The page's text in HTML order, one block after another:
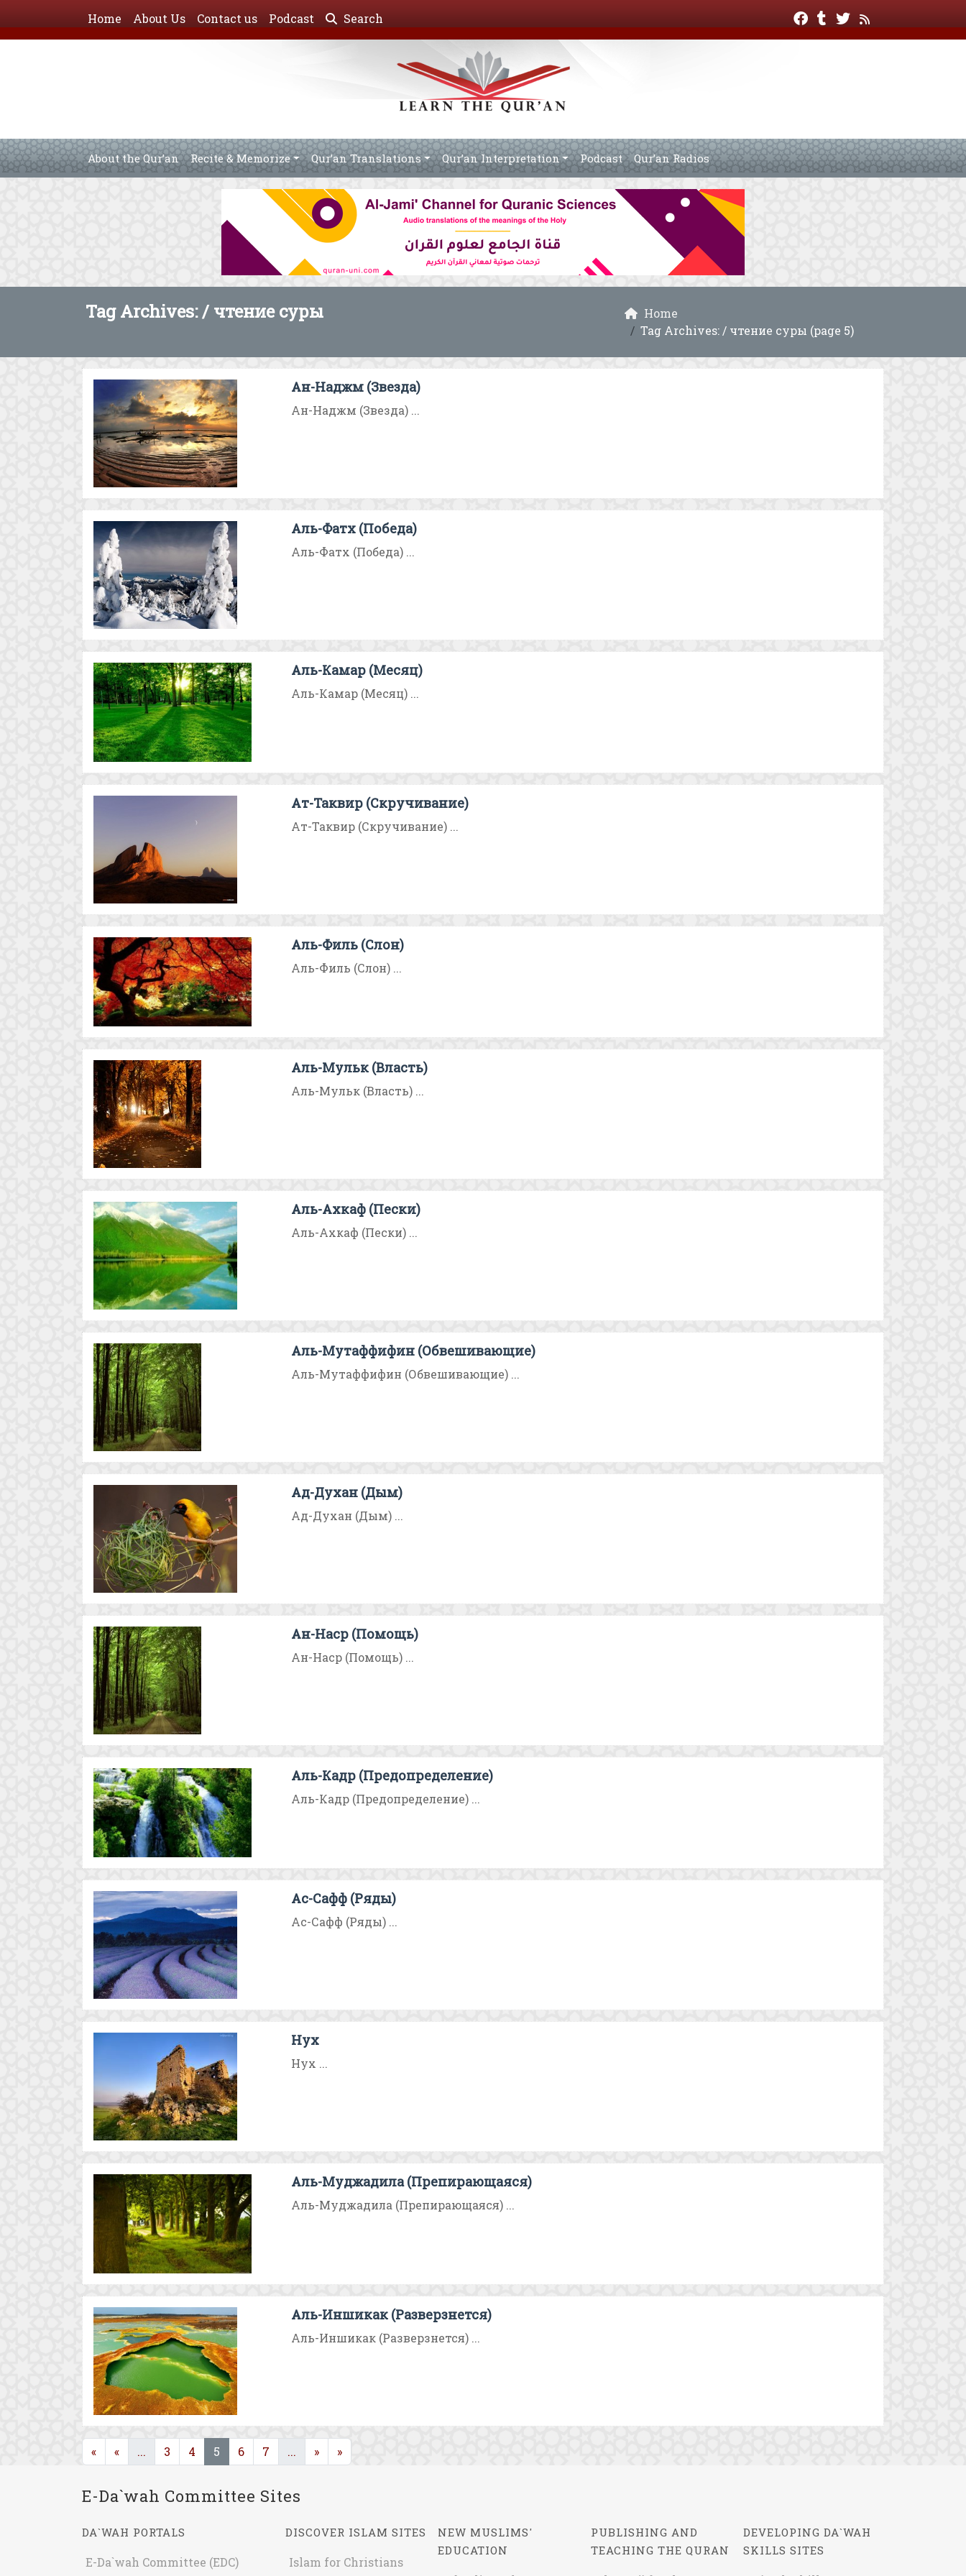
Home About Us Contact us Podcast Search
About the Qur’an Recite & Memorize Qur’an Translations Qur’an Interpretation Podcast Qur’an Radios
Tag Archives: / чтение суры
Home
Tag Archives: / чтение суры (page 5)
Ан-Наджм (Звезда)
Ан-Наджм (Звезда) ...
Аль-Фатх (Победа)
Аль-Фатх (Победа) ...
Аль-Камар (Месяц)
Аль-Камар (Месяц) ...
Ат-Таквир (Скручивание)
Ат-Таквир (Скручивание) ...
Аль-Филь (Слон)
Аль-Филь (Слон) ...
Аль-Мульк (Власть)
Аль-Мульк (Власть) ...
Аль-Ахкаф (Пески)
Аль-Ахкаф (Пески) ...
Аль-Мутаффифин (Обвешивающие)
Аль-Мутаффифин (Обвешивающие) ...
Ад-Духан (Дым)
Ад-Духан (Дым) ...
Ан-Наср (Помощь)
Ан-Наср (Помощь) ...
Аль-Кадр (Предопределение)
Аль-Кадр (Предопределение) ...
Ас-Сафф (Ряды)
Ас-Сафф (Ряды) ...
Нух
Нух ...
Аль-Муджадила (Препирающаяся)
Аль-Муджадила (Препирающаяся) ...
Аль-Иншикак (Разверзнется)
Аль-Иншикак (Разверзнется) ...
« « ... (current)
3 4 5 (current)
6 7 ... (current)
» »
E-Da`wah Committee Sites
DA`WAH PORTALS
E-Da`wah Committee (EDC)
DISCOVER ISLAM SITES
Islam for Christians
NEW MUSLIMS'
EDUCATION
PUBLISHING AND
TEACHING THE QURAN
DEVELOPING DA`WAH
SKILLS SITES